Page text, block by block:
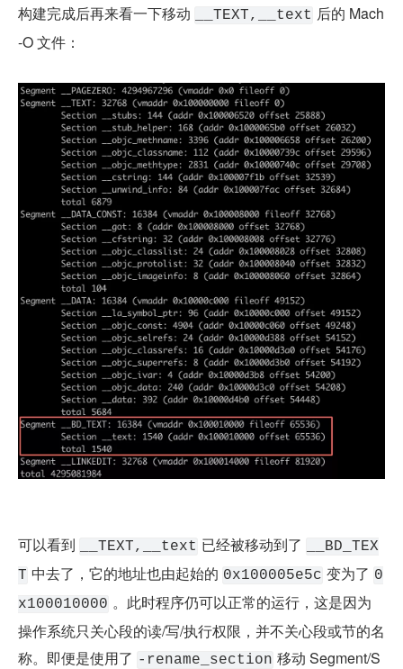
构建完成后再来看一下移动 __TEXT,__text 后的 Mach
-O 文件：
可以看到 __TEXT,__text 已经被移动到了
__BD_TEX
T 中去了，它的地址也由起始的 0x100005e5c 变为了 0
x100010000 。此时程序仍可以正常的运行，这是因为
操作系统只关心段的读/写/执行权限，并不关心段或节的名
称。即便是使用了 -rename_section 移动 Segment/S